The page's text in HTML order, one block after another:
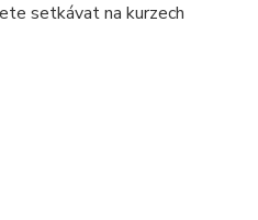
setkávat na kurzech